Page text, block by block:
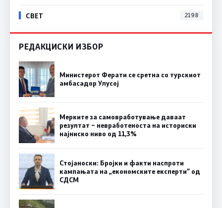
СВЕТ 2198
РЕДАКЦИСКИ ИЗБОР
Министерот Ферати се сретна со турскиот
амбасадор Улусој
Мерките за самовработување даваат
резултат – невработеноста на историски
најниско ниво од 11,3%
Стојаноски: Бројки и факти наспроти
кампањата на „економските експерти“ од
СДСM